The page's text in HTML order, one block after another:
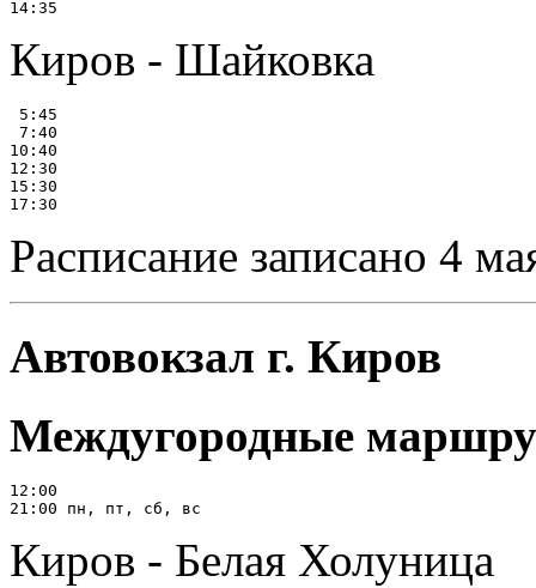
Киров - Шайковка
5:45
7:40
10:40
12:30
15:30
Расписание записано 4
Автовокзал г. Киров
Междугородные
12:00
Киров - Белая Холуница